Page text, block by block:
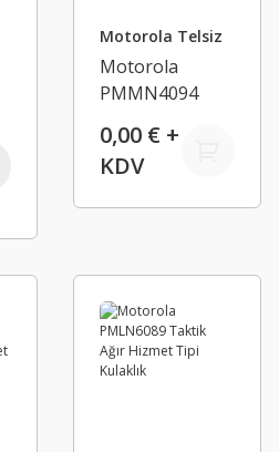
Motorola Telsiz
Motorola
PMMN4094
Uzak Hoparlör
0,00 € +
KDV